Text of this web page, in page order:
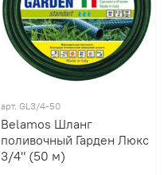
арт. GL3/4-50
Belamos Шланг
поливочный Гарден Люкс
3/4" (50 м)